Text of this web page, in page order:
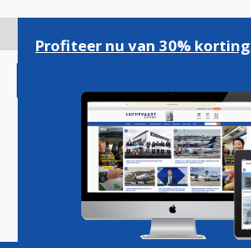
gaan
Magazine Podcasts
Profiteer nu van 30% korting